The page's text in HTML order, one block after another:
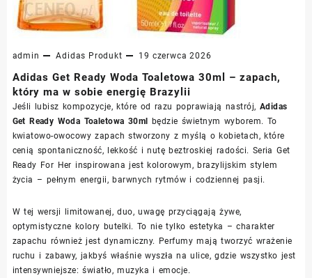
admin Adidas Produkt 19 czerwca 2026
Adidas Get Ready Woda Toaletowa 30ml – zapach,
który ma w sobie energię Brazylii
Jeśli lubisz kompozycje, które od razu poprawiają nastrój, Adidas
Get Ready Woda Toaletowa 30ml będzie świetnym wyborem. To
kwiatowo-owocowy zapach stworzony z myślą o kobietach, które
cenią spontaniczność, lekkość i nutę beztroskiej radości. Seria Get
Ready For Her inspirowana jest kolorowym, brazylijskim stylem
życia – pełnym energii, barwnych rytmów i codziennej pasji.
W tej wersji limitowanej, duo, uwagę przyciągają żywe,
optymistyczne kolory butelki. To nie tylko estetyka – charakter
zapachu również jest dynamiczny. Perfumy mają tworzyć wrażenie
ruchu i zabawy, jakbyś właśnie wyszła na ulice, gdzie wszystko jest
intensywniejsze: światło, muzyka i emocje.